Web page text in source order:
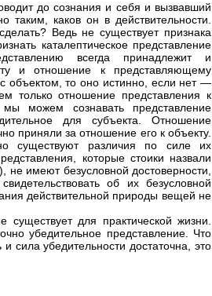
до сознания и себя и вызвавший
каков он в действительности.
Ведь не существует признака
каталептическое представление
всегда принадлежит и
и отношение к представляющему
объектом, то оно истинно, если нет —
только отношение представления к
можем сознавать представление
для субъекта. Отношение
приняли за отношение его к объекту.
существуют различия по силе их
которые стоики назвали
имеют безусловной достоверности,
об их безусловной
действительной природы вещей не
существует для практической жизни.
убедительное представление. Что
сила убедительности достаточна, это